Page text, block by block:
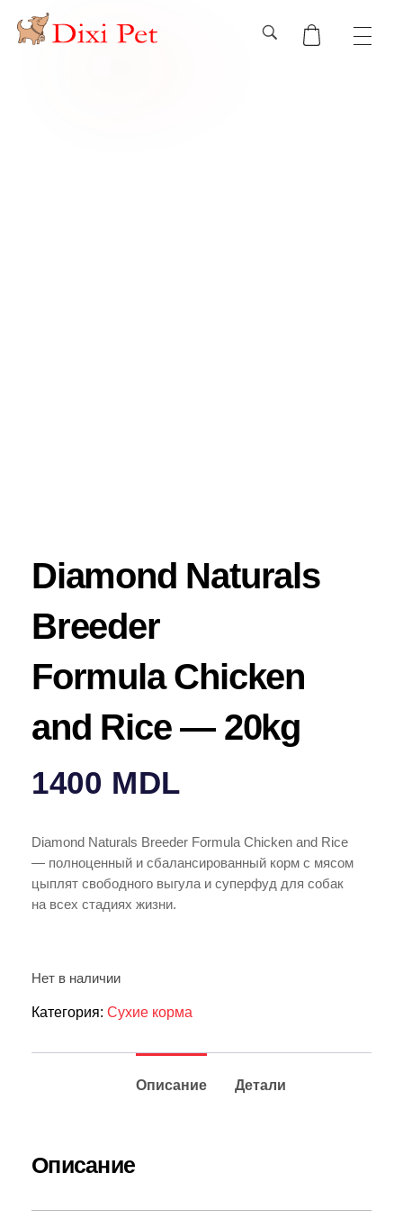
Diamond Naturals
Breeder
Formula Chicken
and Rice — 20kg
1400 MDL
Diamond Naturals Breeder Formula Chicken and Rice
— полноценный и сбалансированный корм с мясом
цыплят свободного выгула и суперфуд для собак
на всех стадиях жизни.
Нет в наличии
Категория: Сухие корма
Описание Детали
Описание